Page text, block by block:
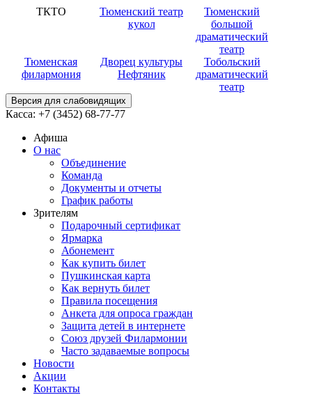
ТКТО
Тюменский театр
кукол
Тюменский
большой
драматический
театр
Тюменская
филармония
Дворец культуры
Нефтяник
Тобольский
драматический
театр
Версия для слабовидящих
Касса: +7 (3452) 68-77-77
Афиша
О нас
Объединение
Команда
Документы и отчеты
График работы
Зрителям
Подарочный сертификат
Ярмарка
Абонемент
Как купить билет
Пушкинская карта
Как вернуть билет
Правила посещения
Анкета для опроса граждан
Защита детей в интернете
Союз друзей Филармонии
Часто задаваемые вопросы
Новости
Акции
Контакты